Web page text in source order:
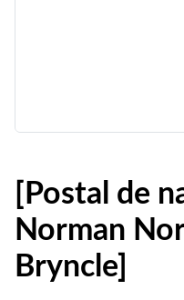
[Postal de
Norman
Bryncle]